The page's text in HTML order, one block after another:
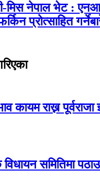
मिस नेपाल भेट :
प्रोत्साहित
कायम राख्न पूर्वराजा
समितिमा